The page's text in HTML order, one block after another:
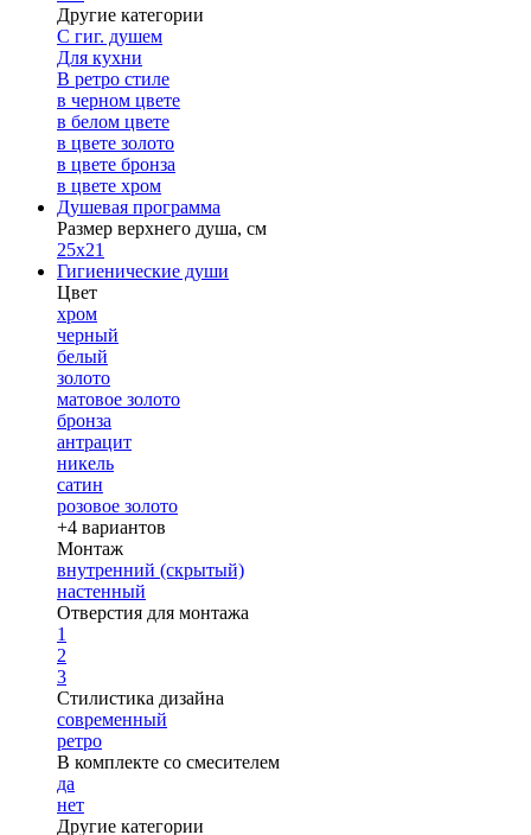
Другие категории
С гиг. душем
Для кухни
В ретро стиле
в черном цвете
в белом цвете
в цвете золото
в цвете бронза
в цвете хром
Душевая программа
Размер верхнего душа, см
25х21
Гигиенические души
Цвет
хром
черный
белый
золото
матовое золото
бронза
антрацит
никель
сатин
розовое золото
+4 вариантов
Монтаж
внутренний (скрытый)
настенный
Отверстия для монтажа
1
2
3
Стилистика дизайна
современный
ретро
В комплекте со смесителем
да
нет
Другие категории